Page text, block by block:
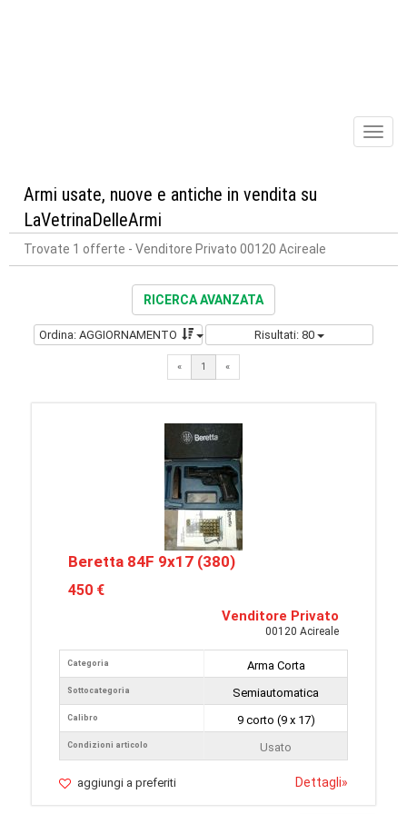
Armi usate, nuove e antiche in vendita su
LaVetrinaDelleArmi
Trovate 1 offerte - Venditore Privato 00120 Acireale
RICERCA AVANZATA
Ordina: AGGIORNAMENTO Risultati: 80
« 1 «
Beretta 84F 9x17 (380)
450 €
Venditore Privato
00120 Acireale
Categoria
Sottocategoria
Calibro
Condizioni articolo
Arma Corta
Semiautomatica
9 corto (9 x 17)
Usato
aggiungi a preferiti Dettagli»